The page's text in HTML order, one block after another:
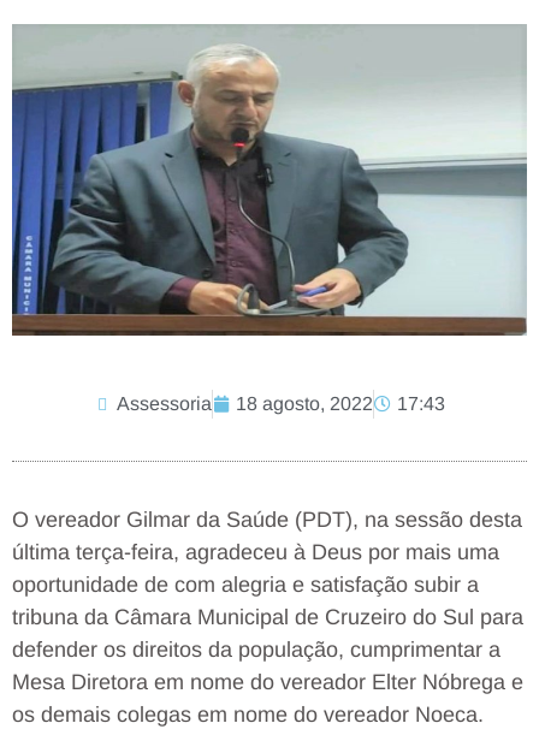
Assessoria 18 agosto, 2022 17:43
O vereador Gilmar da Saúde (PDT), na sessão desta
última terça-feira, agradeceu à Deus por mais uma
oportunidade de com alegria e satisfação subir a
tribuna da Câmara Municipal de Cruzeiro do Sul para
defender os direitos da população, cumprimentar a
Mesa Diretora em nome do vereador Elter Nóbrega e
os demais colegas em nome do vereador Noeca.